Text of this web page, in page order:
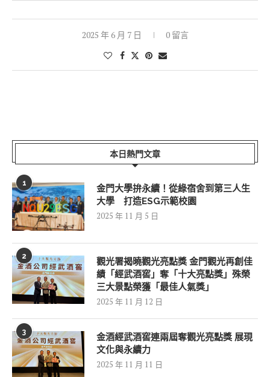
2025 年 6 月 7 日 0 留言
本日熱門文章
1
金門大學拚永續！從綠宿舍到第三人生
大學 打造ESG示範校園
2025 年 11 月 5 日
2
觀光署揭曉觀光亮點獎 金門觀光再創佳
績「經武酒窖」奪「十大亮點獎」殊榮
三大景點榮獲「最佳人氣獎」
2025 年 11 月 12 日
3
金酒經武酒窖連兩屆奪觀光亮點獎 展現
文化與永續力
2025 年 11 月 11 日